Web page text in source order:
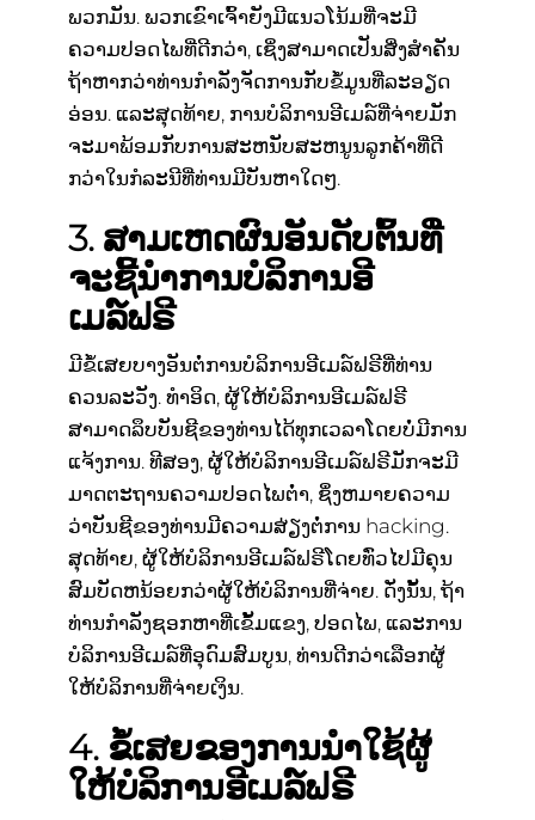
ພວກມັນ. ພວກເຂົາເຈົ້າຍັງມີແນວໂນ້ມທີ່ຈະມີ
ຄວາມປອດໄພທີ່ດີກວ່າ, ເຊິ່ງສາມາດເປັນສິ່ງສໍາຄັນ
ຖ້າຫາກວ່າທ່ານກໍາລັງຈັດການກັບຂໍ້ມູນທີ່ລະອຽດ
ອ່ອນ. ແລະສຸດທ້າຍ, ການບໍລິການອີເມລ໌ທີ່ຈ່າຍມັກ
ຈະມາພ້ອມກັບການສະຫນັບສະຫນູນລູກຄ້າທີ່ດີ
ກວ່າໃນກໍລະນີທີ່ທ່ານມີບັນຫາໃດໆ.
3. ສາມເຫດຜົນອັນດັບຕົ້ນທີ່
ຈະຊີ້ນໍາການບໍລິການອີ
ເມລ໌ຟຣີ
ມີຂໍ້ເສຍບາງອັນຕໍ່ການບໍລິການອີເມລ໌ຟຣີທີ່ທ່ານ
ຄວນລະວັງ. ທໍາອິດ, ຜູ້ໃຫ້ບໍລິການອີເມລ໌ຟຣີ
ສາມາດລຶບບັນຊີຂອງທ່ານໄດ້ທຸກເວລາໂດຍບໍ່ມີການ
ແຈ້ງການ. ທີສອງ, ຜູ້ໃຫ້ບໍລິການອີເມລ໌ຟຣີມັກຈະມີ
ມາດຕະຖານຄວາມປອດໄພຕ່ໍາ, ຊຶ່ງຫມາຍຄວາມ
ວ່າບັນຊີຂອງທ່ານມີຄວາມສ່ຽງຕໍ່ການ hacking.
ສຸດທ້າຍ, ຜູ້ໃຫ້ບໍລິການອີເມລ໌ຟຣີໂດຍທົ່ວໄປມີຄຸນ
ສົມບັດຫນ້ອຍກວ່າຜູ້ໃຫ້ບໍລິການທີ່ຈ່າຍ. ດັ່ງນັ້ນ, ຖ້າ
ທ່ານກໍາລັງຊອກຫາທີ່ເຂັ້ມແຂງ, ປອດໄພ, ແລະການ
ບໍລິການອີເມລ໌ທີ່ອຸດົມສົມບູນ, ທ່ານດີກວ່າເລືອກຜູ້
ໃຫ້ບໍລິການທີ່ຈ່າຍເງິນ.
4. ຂໍ້ເສຍຂອງການນໍາໃຊ້ຜູ້
ໃຫ້ບໍລິການອີເມລ໌ຟຣີ